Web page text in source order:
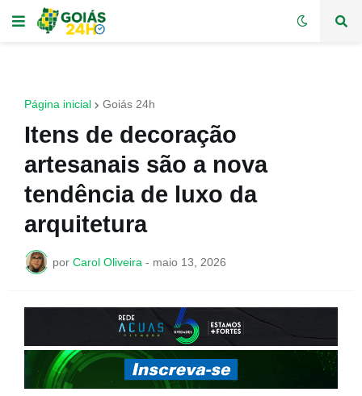
Página inicial Goiás 24h
Itens de decoração
artesanais são a nova
tendência de luxo da
arquitetura
por Carol Oliveira - maio 13, 2026